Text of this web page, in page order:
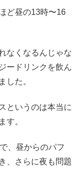
ど昼の13時〜16
なくなるんじゃな
ードリンクを飲ん
した。
というのは本当に
す。
、昼からのパフ
、さらに夜も問題